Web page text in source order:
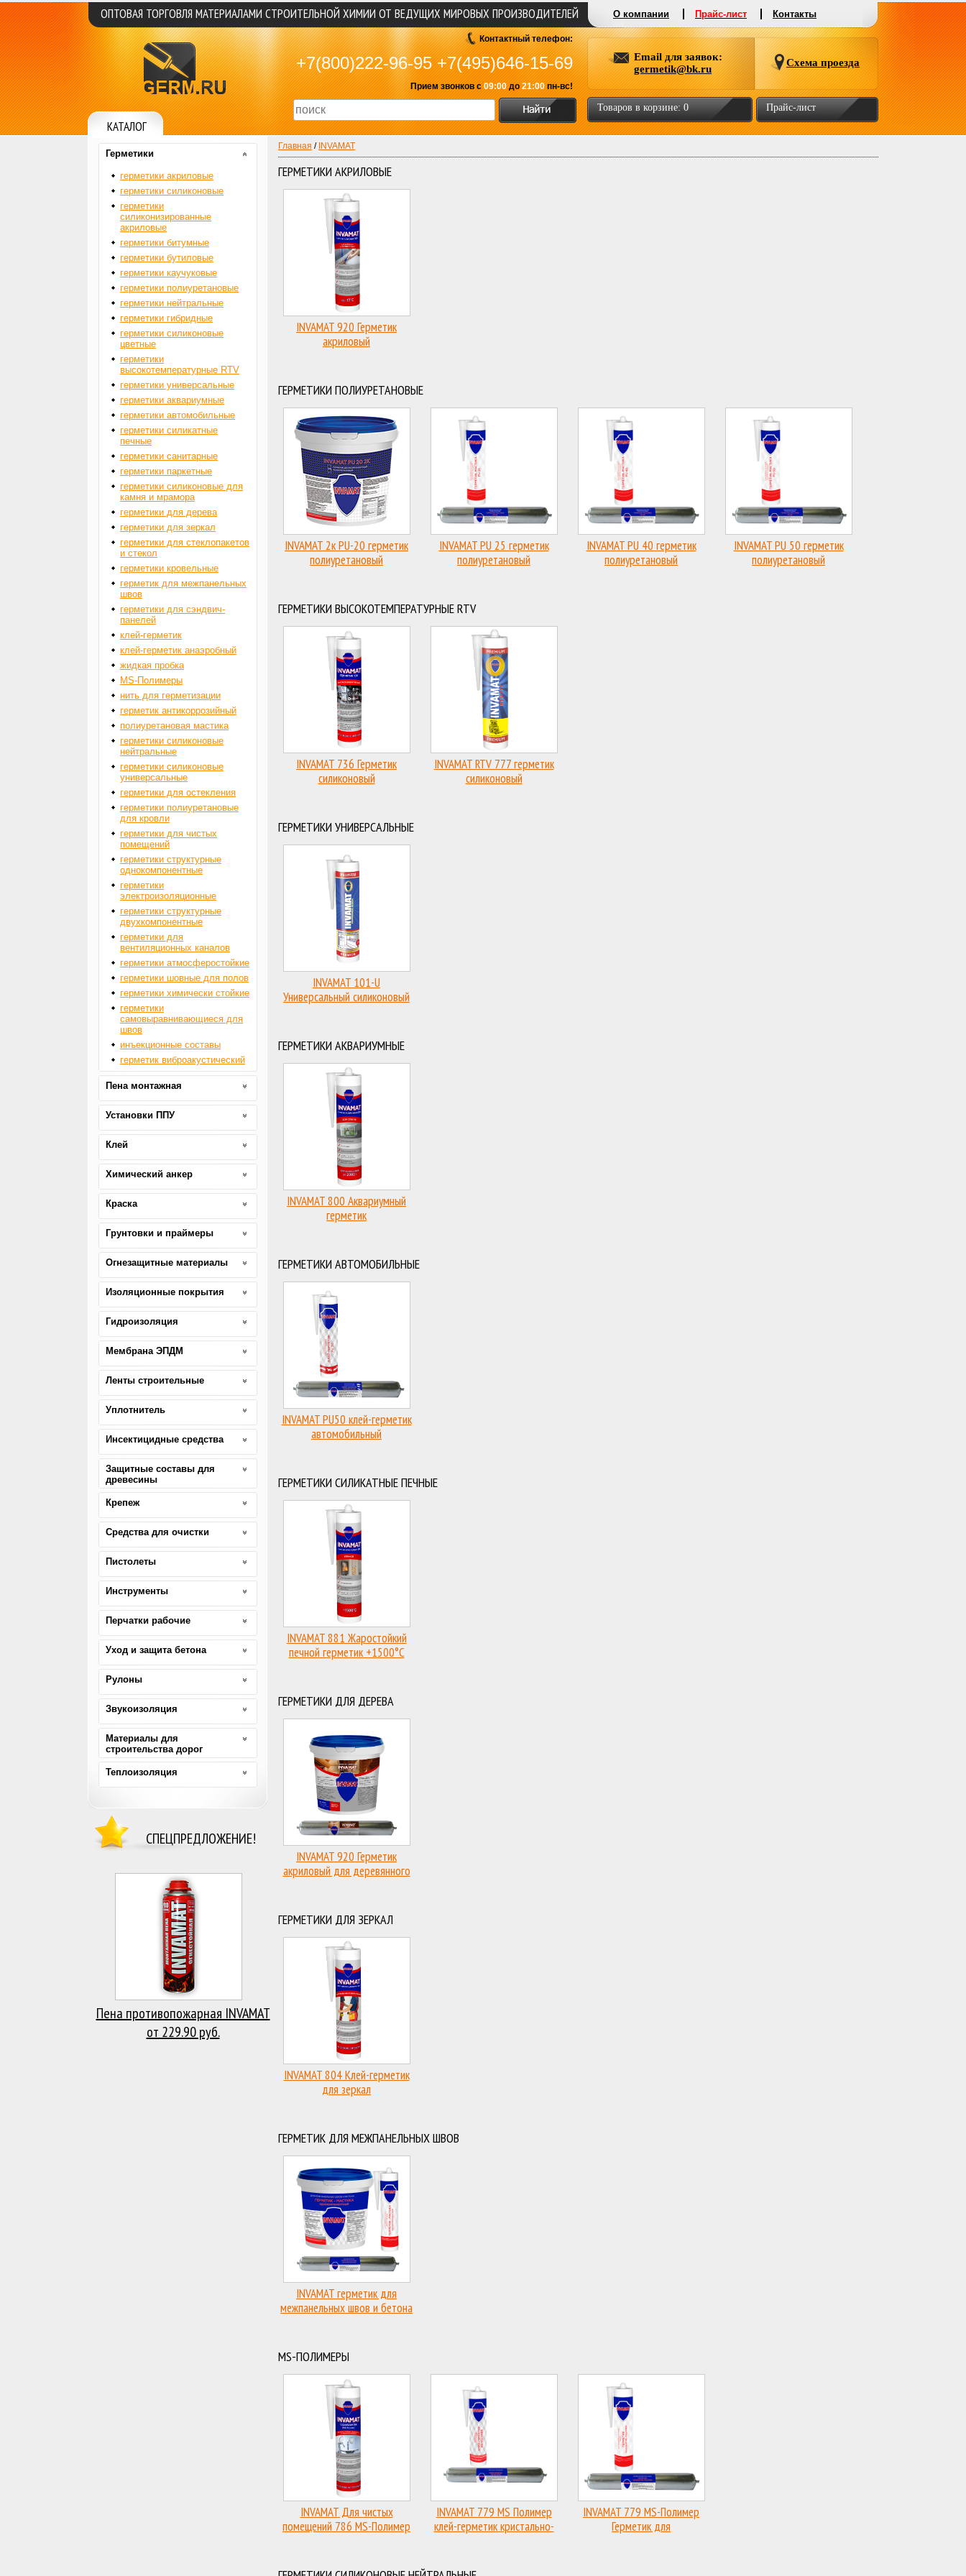
Главная / INVAMAT
ГЕРМЕТИКИ АКРИЛОВЫЕ
INVAMAT 920 Герметик
акриловый
ГЕРМЕТИКИ ПОЛИУРЕТАНОВЫЕ
INVAMAT 2к PU-20 герметик
полиуретановый
INVAMAT PU 25 герметик
полиуретановый
INVAMAT PU 40 герметик
полиуретановый
INVAMAT PU 50 герметик
полиуретановый
ГЕРМЕТИКИ ВЫСОКОТЕМПЕРАТУРНЫЕ RTV
INVAMAT 736 Герметик
силиконовый
INVAMAT RTV 777 герметик
силиконовый
ГЕРМЕТИКИ УНИВЕРСАЛЬНЫЕ
INVAMAT 101-U
Универсальный силиконовый
ГЕРМЕТИКИ АКВАРИУМНЫЕ
INVAMAT 800 Аквариумный
герметик
ГЕРМЕТИКИ АВТОМОБИЛЬНЫЕ
INVAMAT PU50 клей-герметик
автомобильный
ГЕРМЕТИКИ СИЛИКАТНЫЕ ПЕЧНЫЕ
INVAMAT 881 Жаростойкий
печной герметик +1500°C
ГЕРМЕТИКИ ДЛЯ ДЕРЕВА
INVAMAT 920 Герметик
акриловый для деревянного
ГЕРМЕТИКИ ДЛЯ ЗЕРКАЛ
INVAMAT 804 Клей-герметик
для зеркал
ГЕРМЕТИК ДЛЯ МЕЖПАНЕЛЬНЫХ ШВОВ
INVAMAT герметик для
межпанельных швов и бетона
MS-ПОЛИМЕРЫ
INVAMAT Для чистых
помещений 786 MS-Полимер
INVAMAT 779 MS Полимер
клей-герметик кристально-
INVAMAT 779 MS-Полимер
Герметик для
Герметики
герметики акриловые
герметики силиконовые
герметики
силиконизированные
акриловые
герметики битумные
герметики бутиловые
герметики каучуковые
герметики полиуретановые
герметики нейтральные
герметики гибридные
герметики силиконовые
цветные
герметики
высокотемпературные RTV
герметики универсальные
герметики аквариумные
герметики автомобильные
герметики силикатные
печные
герметики санитарные
герметики паркетные
герметики силиконовые для
камня и мрамора
герметики для дерева
герметики для зеркал
герметики для стеклопакетов
и стекол
герметики кровельные
герметик для межпанельных
швов
герметики для сэндвич-
панелей
клей-герметик
клей-герметик анаэробный
жидкая пробка
MS-Полимеры
нить для герметизации
герметик антикоррозийный
полиуретановая мастика
герметики силиконовые
нейтральные
герметики силиконовые
универсальные
герметики для остекления
герметики полиуретановые
для кровли
герметики для чистых
помещений
герметики структурные
однокомпонентные
герметики
электроизоляционные
герметики структурные
двухкомпонентные
герметики для
вентиляционных каналов
герметики атмосферостойкие
герметики шовные для полов
герметики химически стойкие
герметики
самовыравнивающиеся для
швов
инъекционные составы
герметик виброакустический
Пена монтажная
Установки ППУ
Клей
Химический анкер
Краска
Грунтовки и праймеры
Огнезащитные материалы
Изоляционные покрытия
Гидроизоляция
Мембрана ЭПДМ
Ленты строительные
Уплотнитель
Инсектицидные средства
Защитные составы для
древесины
Крепеж
Средства для очистки
Пистолеты
Инструменты
Перчатки рабочие
Уход и защита бетона
Рулоны
Звукоизоляция
Материалы для
строительства дорог
Теплоизоляция
СПЕЦПРЕДЛОЖЕНИЕ!
Пена противопожарная INVAMAT
от 229.90 руб.
ОПТОВАЯ ТОРГОВЛЯ МАТЕРИАЛАМИ СТРОИТЕЛЬНОЙ ХИМИИ ОТ ВЕДУЩИХ МИРОВЫХ ПРОИЗВОДИТЕЛЕЙ О компании Прайс-лист Контакты
КАТАЛОГ
Контактный телефон:
+7(800)222-96-95 +7(495)646-15-69
Прием звонков с09:00до21:00пн-вс!
Email для заявок:
germetik@bk.ru
Схема проезда
Товаров в корзине: 0 Прайс-лист